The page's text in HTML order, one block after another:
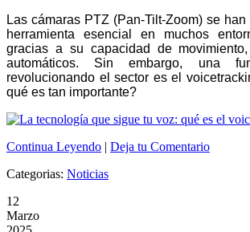
Las cámaras PTZ (Pan-Tilt-Zoom) se
herramienta esencial en muchos
gracias a su capacidad de
automáticos. Sin embargo, una
revolucionando el sector es el
qué es tan importante?
Continua Leyendo | Deja tu Comentario
Categorias: Noticias
12
Marzo